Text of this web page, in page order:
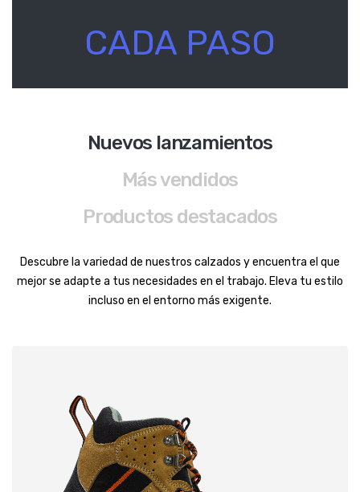
CADA PASO
Nuevos lanzamientos
Más vendidos
Productos destacados
Descubre la variedad de nuestros calzados y encuentra el que
mejor se adapte a tus necesidades en el trabajo. Eleva tu estilo
incluso en el entorno más exigente.